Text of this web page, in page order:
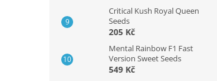
Critical Kush Royal Queen
Seeds
205 Kč
Mental Rainbow F1 Fast
Version Sweet Seeds
549 Kč